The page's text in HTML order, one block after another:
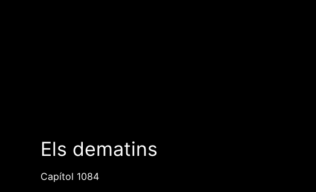
Els dematins
Capítol 1084